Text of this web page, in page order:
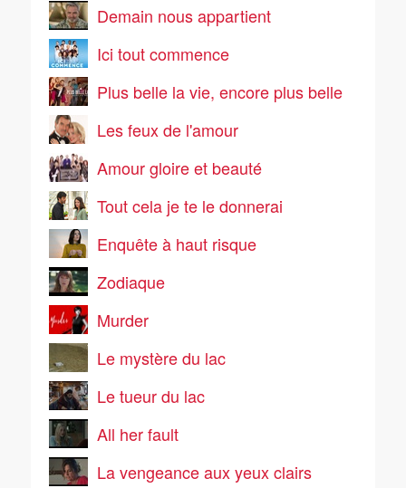
Demain nous appartient
Ici tout commence
Plus belle la vie, encore plus belle
Les feux de l'amour
Amour gloire et beauté
Tout cela je te le donnerai
Enquête à haut risque
Zodiaque
Murder
Le mystère du lac
Le tueur du lac
All her fault
La vengeance aux yeux clairs